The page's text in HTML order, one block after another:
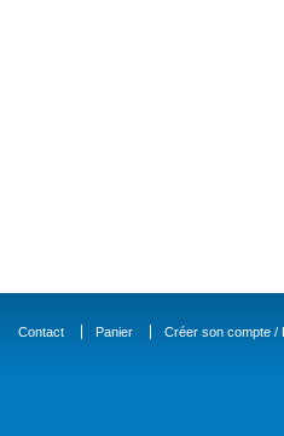
Contact Panier Créer son compte /